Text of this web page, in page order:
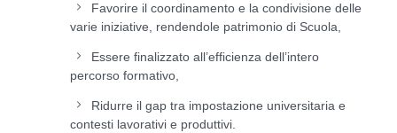
Favorire il coordinamento e la condivisione delle
varie iniziative, rendendole patrimonio di Scuola,
Essere finalizzato all’efficienza dell’intero
percorso formativo,
Ridurre il gap tra impostazione universitaria e
contesti lavorativi e produttivi.